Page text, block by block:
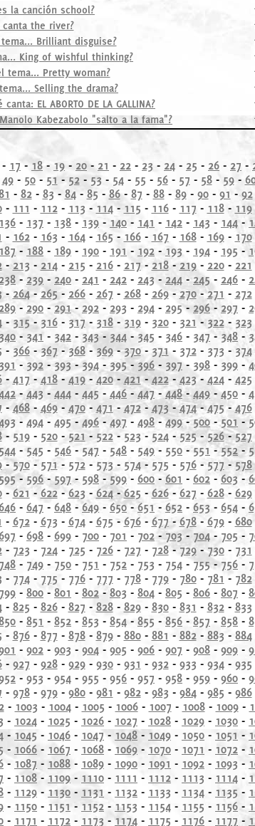
la canción school?
canta the river?
Brilliant disguise?
King of wishful thinking?
tema... Pretty woman?
Selling the drama?
EL ABORTO DE LA GALLINA?
Kabezabolo "salto a la fama"?
- 17- 18 - 19 - 20 - 21 - 22 - 23 - 24 - 25 - 26 - 27 -
49- 50- 51 - 52- 53- 54- 55 - 56- 57 - 58- 59-
- 82- 83 - 84- 85 - 86- 87 - 88- 89- 90- 91 - 92
- 111 - 112- 113 - 114- 115 - 116- 117 - 118- 119
136 - 137 - 138 - 139 - 140 - 141 - 142 - 143 - 144 -
- 162- 163 - 164- 165 - 166- 167 - 168- 169- 170
187 - 188 - 189 - 190 - 191 - 192 - 193 - 194 - 195 -
- 213 - 214- 215 - 216- 217 - 218- 219- 220- 221
238 - 239 - 240 - 241 - 242 - 243 -244 - 245 - 246 -
- 264- 265- 266- 267 - 268- 269- 270-271 - 272
289 - 290 - 291- 292 - 293 - 294 - 295-296- 297 -
- 315 - 316- 317 - 318- 319- 320- 321 -322- 323
340 - 341 - 342 - 343- 344 - 345 - 346 - 347- 348 -
- 366-367 - 368-369-370- 371 - 372- 373 - 374
391 - 392 -393 -394 - 395 -396 - 397 - 398 - 399 -
- 417 - 418-419- 420- 421- 422- 423- 424- 425
- 443 - 444 - 445 - 446 -447 -448- 449 -450 -
- 468- 469- 470- 471- 472- 473-474-475 - 476
- 494 - 495 - 496 - 497 - 498 -499-500 - 501 -
- 519- 520- 521 - 522- 523 - 524- 525- 526-527
544 - 545 - 546- 547 - 548 - 549 - 550 -551-552-
-570- 571- 572- 573 - 574- 575 - 576- 577 -578
595- 596 - 597- 598 - 599 - 600 - 601 - 602 - 603-
- 621 - 622- 623 - 624-625 - 626- 627 - 628- 629
- 647 - 648 -649 - 650- 651 - 652 - 653 - 654 -
- 672- 673 - 674- 675 - 676- 677 - 678- 679- 680
- 698 - 699 - 700 - 701 - 702 -703- 704 - 705 -
- 723 - 724- 725 - 726- 727 - 728- 729-730- 731
748 - 749 - 750 - 751 - 752 - 753 - 754 - 755 - 756 -
- 774- 775 - 776- 777 - 778- 779- 780- 781 - 782
799 - 800 - 801 - 802 - 803 - 804 - 805 - 806 - 807 -
- 825 - 826- 827 - 828- 829- 830- 831 - 832- 833
- 851 - 852 - 853 - 854 - 855 - 856 - 857 - 858 -
- 876- 877 - 878- 879- 880- 881 - 882- 883 - 884
- 902 - 903 - 904 - 905 - 906 - 907 - 908 - 909 -
- 927 - 928- 929- 930- 931 - 932- 933 - 934- 935
- 953 - 954 - 955 - 956 - 957 - 958 - 959 - 960 -
- 978- 979- 980- 981 - 982- 983 - 984- 985 - 986
- 1003 - 1004- 1005 - 1006- 1007 - 1008- 1009-
- 1024 - 1025 - 1026 - 1027 - 1028 - 1029 - 1030 -
- 1045 - 1046 - 1047 - 1048 - 1049 - 1050 - 1051 -
- 1066 - 1067 - 1068 - 1069 - 1070 - 1071 - 1072 -
- 1087 - 1088 - 1089 - 1090 - 1091 - 1092 - 1093 -
- 1108 - 1109 - 1110 - 1111 - 1112 - 1113 - 1114 -
- 1129 - 1130 - 1131 - 1132 - 1133 - 1134 - 1135 -
- 1150 - 1151 - 1152 - 1153 - 1154 - 1155 - 1156 -
- 1171 - 1172 - 1173 - 1174 - 1175 - 1176 - 1177 -